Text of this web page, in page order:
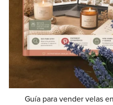
Guía para vender velas